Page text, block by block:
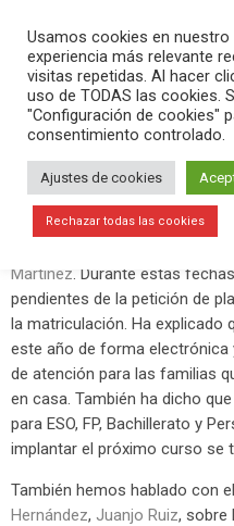
abril 4, 2020
El proceso de
matriculación
En el programaVersión Radio-
Martínez . Durante estas
pendientes de la petición de
la matriculación. Ha explicado
este año de forma electrónica
de atención para las familias
en casa. También ha dicho
para ESO, FP, Bachillerato y
implantar el próximo curso se
También hemos hablado con
Hernández, Juanjo Ruiz, sobre
Usamos cookies en
experiencia más relevante
visitas repetidas. Al hacer
uso de TODAS las cookies.
"Configuración de cookies"
consentimiento controlado.
Ajustes de cookies
Rechazar todas las cookies